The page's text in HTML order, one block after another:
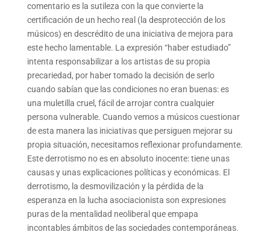
comentario es la sutileza con la que convierte la
certificación de un hecho real (la desprotección de los
músicos) en descrédito de una iniciativa de mejora para
este hecho lamentable. La expresión “haber estudiado”
intenta responsabilizar a los artistas de su propia
precariedad, por haber tomado la decisión de serlo
cuando sabían que las condiciones no eran buenas: es
una muletilla cruel, fácil de arrojar contra cualquier
persona vulnerable. Cuando vemos a músicos cuestionar
de esta manera las iniciativas que persiguen mejorar su
propia situación, necesitamos reflexionar profundamente.
Este derrotismo no es en absoluto inocente: tiene unas
causas y unas explicaciones políticas y económicas. El
derrotismo, la desmovilización y la pérdida de la
esperanza en la lucha asociacionista son expresiones
puras de la mentalidad neoliberal que empapa
incontables ámbitos de las sociedades contemporáneas.